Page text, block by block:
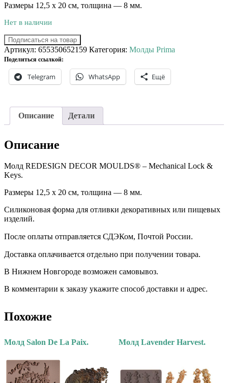
Размеры 12,5 х 20 см, толщина — 8 мм.
Нет в наличии
Подписаться на товар
Артикул: 655350652159 Категория: Молды Prima
Поделиться ссылкой:
Telegram WhatsApp Ещё
Описание Детали
Описание
Молд REDESIGN DECOR MOULDS® – Mechanical Lock &
Keys.
Размеры 12,5 х 20 см, толщина — 8 мм.
Силиконовая форма для отливки декоративных или пищевых
изделий.
После оплаты отправляется СДЭКом, Почтой России. ⠀
Доставка оплачивается отдельно при получении товара. ⠀
В Нижнем Новгороде возможен самовывоз.
В комментарии к заказу укажите способ доставки и адрес.
Похожие
Молд Salon De La Paix. Молд Lavender Harvest.